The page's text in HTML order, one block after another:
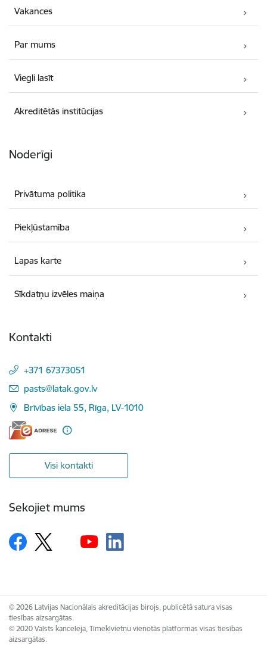
Vakances
Par mums
Viegli lasīt
Akreditētās institūcijas
Noderīgi
Privātuma politika
Piekļūstamība
Lapas karte
Sīkdatņu izvēles maiņa
Kontakti
+371 67373051
E-pasts:
pasts@latak.gov.lv
Brīvības iela 55, Rīga, LV-1010
Visi kontakti
Sekojiet mums
© 2026 Latvijas Nacionālais akreditācijas birojs, publicētā satura visas
tiesības aizsargātas.
© 2020 Valsts kanceleja, Tīmekļvietņu vienotās platformas visas tiesības
aizsargātas.